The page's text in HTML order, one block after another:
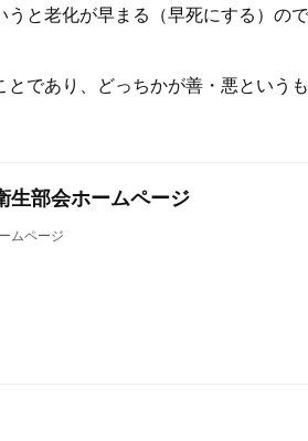
と老化が早まる（早死にする）の
あり、どっちかが善・悪というも
部会ホームページ
ムページ